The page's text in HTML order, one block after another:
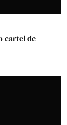
cartel de